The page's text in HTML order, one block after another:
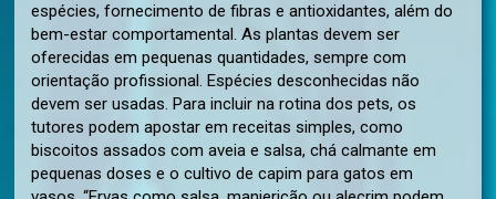
espécies, fornecimento de fibras e antioxidantes, além do
bem-estar comportamental. As plantas devem ser
oferecidas em pequenas quantidades, sempre com
orientação profissional. Espécies desconhecidas não
devem ser usadas. Para incluir na rotina dos pets, os
tutores podem apostar em receitas simples, como
biscoitos assados com aveia e salsa, chá calmante em
pequenas doses e o cultivo de capim para gatos em